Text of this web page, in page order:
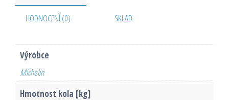
HODNOCENÍ (0) SKLAD
Výrobce
Michelin
Hmotnost kola [kg]